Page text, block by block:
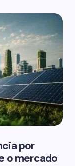
por
o mercado